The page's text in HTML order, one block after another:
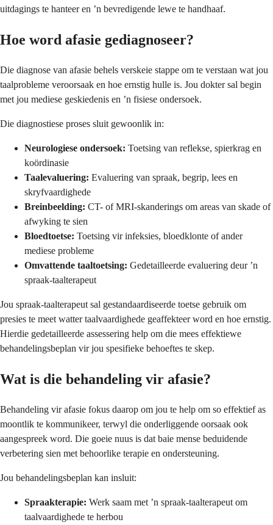
uitdagings te hanteer en ’n bevredigende lewe te handhaaf.
Hoe word afasie gediagnoseer?
Die diagnose van afasie behels verskeie stappe om te verstaan wat jou
taalprobleme veroorsaak en hoe ernstig hulle is. Jou dokter sal begin
met jou mediese geskiedenis en ’n fisiese ondersoek.
Die diagnostiese proses sluit gewoonlik in:
Neurologiese ondersoek: Toetsing van reflekse, spierkrag en
koördinasie
Taalevaluering: Evaluering van spraak, begrip, lees en
skryfvaardighede
Breinbeelding: CT- of MRI-skanderings om areas van skade of
afwyking te sien
Bloedtoetse: Toetsing vir infeksies, bloedklonte of ander
mediese probleme
Omvattende taaltoetsing: Gedetailleerde evaluering deur ’n
spraak-taalterapeut
Jou spraak-taalterapeut sal gestandaardiseerde toetse gebruik om
presies te meet watter taalvaardighede geaffekteer word en hoe ernstig.
Hierdie gedetailleerde assessering help om die mees effektiewe
behandelingsbeplan vir jou spesifieke behoeftes te skep.
Wat is die behandeling vir afasie?
Behandeling vir afasie fokus daarop om jou te help om so effektief as
moontlik te kommunikeer, terwyl die onderliggende oorsaak ook
aangespreek word. Die goeie nuus is dat baie mense beduidende
verbetering sien met behoorlike terapie en ondersteuning.
Jou behandelingsbeplan kan insluit:
Spraakterapie: Werk saam met ’n spraak-taalterapeut om
taalvaardighede te herbou